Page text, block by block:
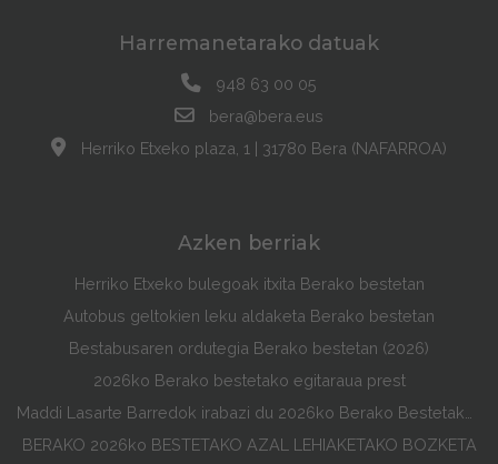
Harremanetarako datuak
948 63 00 05
bera@bera.eus
Herriko Etxeko plaza, 1 | 31780 Bera (NAFARROA)
Azken berriak
Herriko Etxeko bulegoak itxita Berako bestetan
Autobus geltokien leku aldaketa Berako bestetan
Bestabusaren ordutegia Berako bestetan (2026)
2026ko Berako bestetako egitaraua prest
BERAKO 2026ko BESTETAKO AZAL LEHIAKETAKO BOZKETA